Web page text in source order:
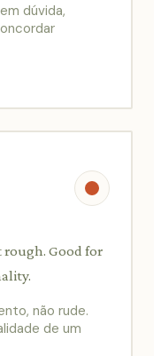
dúvida,
Good for
não rude.
de um